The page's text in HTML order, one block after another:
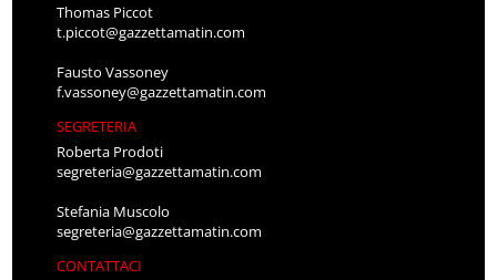
Thomas Piccot
t.piccot@gazzettamatin.com
Fausto Vassoney
f.vassoney@gazzettamatin.com
SEGRETERIA
Roberta Prodoti
segreteria@gazzettamatin.com
Stefania Muscolo
segreteria@gazzettamatin.com
CONTATTACI